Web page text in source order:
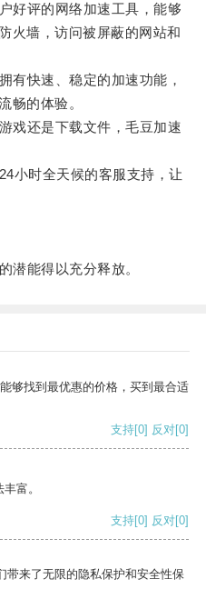
评的网络加速工具，能够
火墙，访问被屏蔽的网站和
快速、稳定的加速功能，
畅的体验。
还是下载文件，毛豆加速
时全天候的客服支持，让
能得以充分释放。
够找到最优惠的价格，买到最合适
支持[0] 反对[0]
富。
支持[0] 反对[0]
带来了无限的隐私保护和安全性保